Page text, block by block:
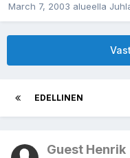
March 7, 2003 alueella
EDELLINEN
Guest Henrik